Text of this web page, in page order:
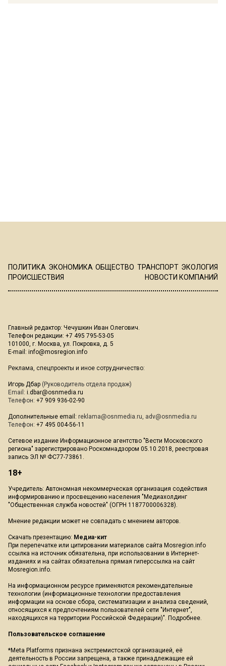
ПОЛИТИКА ЭКОНОМИКА ОБЩЕСТВО ТРАНСПОРТ ЭКОЛОГИЯ
ПРОИСШЕСТВИЯ
НОВОСТИ КОМПАНИЙ
Главный редактор: Чечушкин Иван Олегович.
Телефон редакции: +7 495 795-53-05
101000, г. Москва, ул. Покровка, д. 5
E-mail: info@mosregion.info
Реклама, спецпроекты и иное сотрудничество:
Игорь Дбар (Руководитель отдела продаж)
Email: i.dbar@osnmedia.ru
Телефон: +7 909 936-02-90
Дополнительные email: reklama@osnmedia.ru, adv@osnmedia.ru
Телефон: +7 495 004-56-11
Сетевое издание Информационное агентство "Вести Московского
региона" зарегистрировано Роскомнадзором 05.10.2018, реестровая
запись ЭЛ № ФС77-73861.
18+
Учредитель: Автономная некоммерческая организация содействия
информированию и просвещению населения "Медиахолдинг
"Общественная служба новостей" (ОГРН 1187700006328).
Мнение редакции может не совпадать с мнением авторов.
Скачать презентацию: Медиа-кит
При перепечатке или цитировании материалов сайта Mosregion.info
ссылка на источник обязательна, при использовании в Интернет-
изданиях и на сайтах обязательна прямая гиперссылка на сайт
Mosregion.info.
На информационном ресурсе применяются рекомендательные
технологии (информационные технологии предоставления
информации на основе сбора, систематизации и анализа сведений,
относящихся к предпочтениям пользователей сети "Интернет",
находящихся на территории Российской Федерации)". Подробнее.
Пользовательское соглашение
*Meta Platforms признана экстремистской организацией, её
деятельность в России запрещена, а также принадлежащие ей